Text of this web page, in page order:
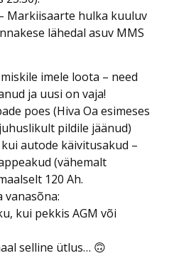
Markiisaarte hulka kuuluv
lähedal asuv MMS
imele loota – need
ja uusi on vaja!
poes (Hiva Oa esimeses
pildile jäänud)
autode käivitusakud –
(vähemalt
120 Ah.
vanasõna:
kui pekkis AGM või
selline ütlus… 🙃